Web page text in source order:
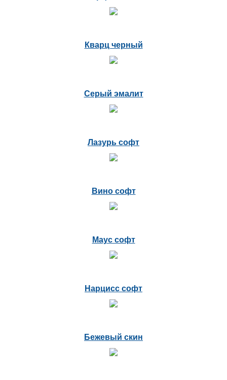
Кварц черный
Серый эмалит
Лазурь софт
Вино софт
Маус софт
Нарцисс софт
Бежевый скин